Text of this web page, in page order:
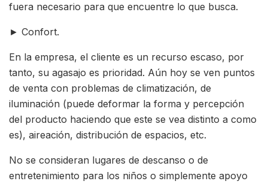
fuera necesario para que encuentre lo que busca.
► Confort.
En la empresa, el cliente es un recurso escaso, por
tanto, su agasajo es prioridad. Aún hoy se ven puntos
de venta con problemas de climatización, de
iluminación (puede deformar la forma y percepción
del producto haciendo que este se vea distinto a como
es), aireación, distribución de espacios, etc.
No se consideran lugares de descanso o de
entretenimiento para los niños o simplemente apoyo